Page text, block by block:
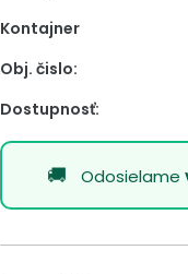
Kontajner
Obj. čislo:
Dostupnosť:
Odosielame